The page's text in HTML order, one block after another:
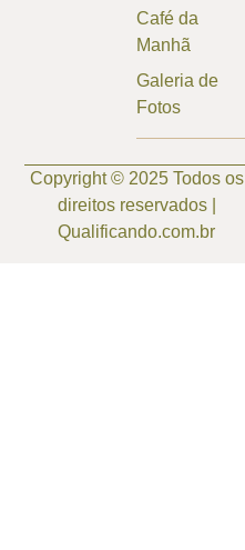
Café da
Manhã
Galeria de
Fotos
Copyright © 2025 Todos os
direitos reservados |
Qualificando.com.br